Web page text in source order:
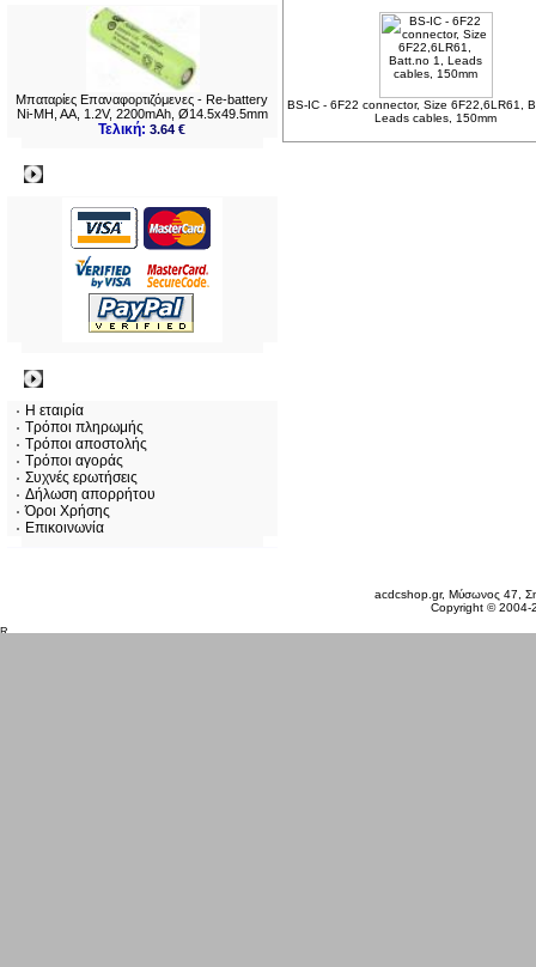
Μπαταρίες Επαναφορτιζόμενες - Re-battery
Ni-MH, AA, 1.2V, 2200mAh, Ø14.5x49.5mm
Τελική:3.64 €
Η εταιρία
Τρόποι πληρωμής
Τρόποι αποστολής
Τρόποι αγοράς
Συχνές ερωτήσεις
Δήλωση απορρήτου
Όροι Χρήσης
Επικοινωνία
BS-IC - 6F22 connector, Size 6F22,6LR61,
Leads cables, 150mm
acdcshop.gr, Μύσωνος 47,
Copyright ©